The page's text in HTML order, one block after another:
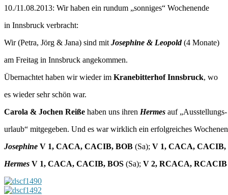
10./11.08.2013: Wir haben ein rundum „sonniges“ Wochenende
in Innsbruck verbracht:
Wir (Petra, Jörg & Jana) sind mit Josephine & Leopold (4 Monate)
am Freitag in Innsbruck angekommen.
Übernachtet haben wir wieder im Kranebitterhof Innsbruck, wo
es wieder sehr schön war.
Carola & Jochen Reiße haben uns ihren Hermes auf „Ausstellungs-
urlaub“ mitgegeben. Und es war wirklich ein erfolgreiches
Josephine V 1, CACA, CACIB, BOB (Sa); V 1, CACA,
Hermes V 1, CACA, CACIB, BOS (Sa); V 2, RCACA,